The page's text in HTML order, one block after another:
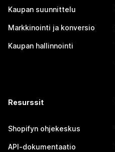
Kaupan suunnittelu
Markkinointi ja konversio
Kaupan hallinnointi
Resurssit
Shopifyn ohjekeskus
API-dokumentaatio